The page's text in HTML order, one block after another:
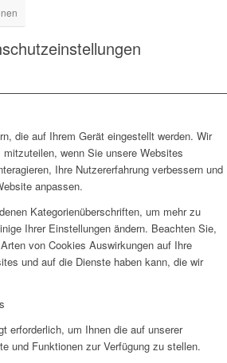
die auf Ihrem Gerät eingestellt werden. Wir
wenn Sie unsere Websites
Ihre Nutzererfahrung verbessern und
anpassen.
Kategorienüberschriften, um mehr zu
Ihrer Einstellungen ändern. Beachten Sie,
von Cookies Auswirkungen auf Ihre
und auf die Dienste haben kann, die wir
erforderlich, um Ihnen die auf unserer
und Funktionen zur Verfügung zu stellen.